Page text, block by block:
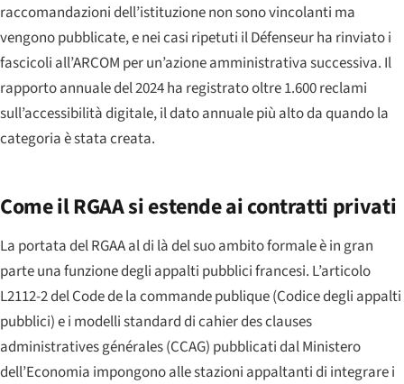
raccomandazioni dell’istituzione non sono vincolanti ma
vengono pubblicate, e nei casi ripetuti ilDéfenseurha rinviato i
fascicoli all’ARCOM per un’azione amministrativa successiva. Il
rapporto annuale del 2024 ha registrato oltre 1.600 reclami
sull’accessibilità digitale, il dato annuale più alto da quando la
categoria è stata creata.
Come il RGAA si estende ai contratti privati
La portata del RGAA al di là del suo ambito formale è in gran
parte una funzione degli appalti pubblici francesi. L’articolo
L2112-2 delCode de la commande publique(Codice degli appalti
pubblici) e i modelli standard dicahier des clauses
administratives générales(CCAG) pubblicati dal Ministero
dell’Economia impongono alle stazioni appaltanti di integrare i